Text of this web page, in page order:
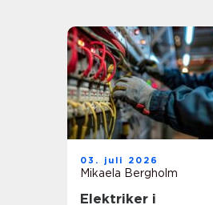
03. juli 2026
Mikaela Bergholm
Elektriker i